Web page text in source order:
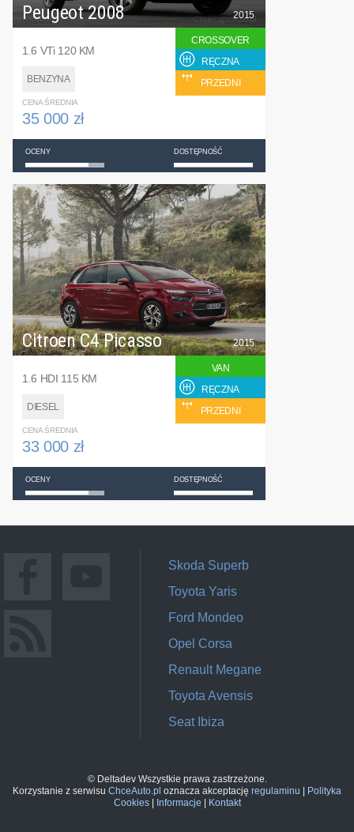
Peugeot 2008
1.6 VTi 120 KM
BENZYNA
2015
CROSSOVER
RĘCZNA
PRZEDNI
CENA ŚREDNIA
35 000 zł
OCENY DOSTĘPNOŚĆ
Citroen C4 Picasso
1.6 HDI 115 KM
DIESEL
2015
VAN
RĘCZNA
PRZEDNI
CENA ŚREDNIA
33 000 zł
OCENY DOSTĘPNOŚĆ
Skoda Superb
Toyota Yaris
Ford Mondeo
Opel Corsa
Renault Megane
Toyota Avensis
Seat Ibiza
© Deltadev Wszystkie prawa zastrzeżone.
Korzystanie z serwisu ChceAuto.pl oznacza akceptację regulaminu | Polityka
Cookies| Informacje | Kontakt